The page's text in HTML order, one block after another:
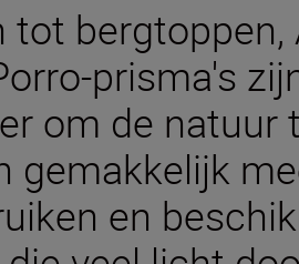
bergtoppen,
prisma's
om de natuur
gemakkelijk
en